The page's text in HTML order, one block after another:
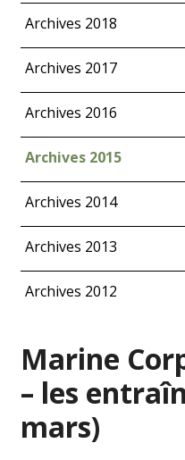
Archives 2018
Archives 2017
Archives 2016
Archives 2015
Archives 2014
Archives 2013
Archives 2012
Marine
– les
mars)